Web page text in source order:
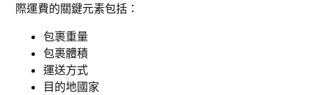
際運費的關鍵元素包括：
包裹重量
包裹體積
運送方式
目的地國家